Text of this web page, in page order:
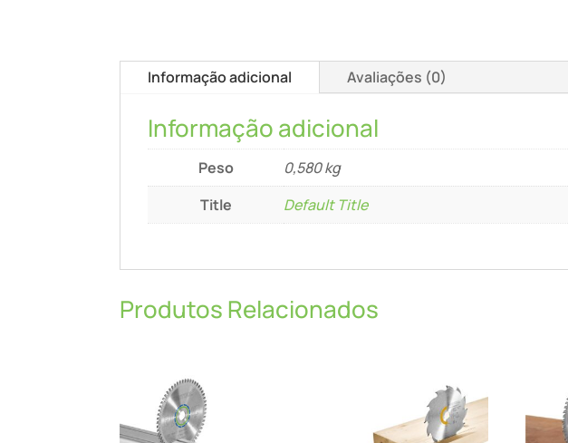
Informação adicional Avaliações (0)
Informação adicional
Peso
0,580 kg
Title
Default Title
Produtos Relacionados